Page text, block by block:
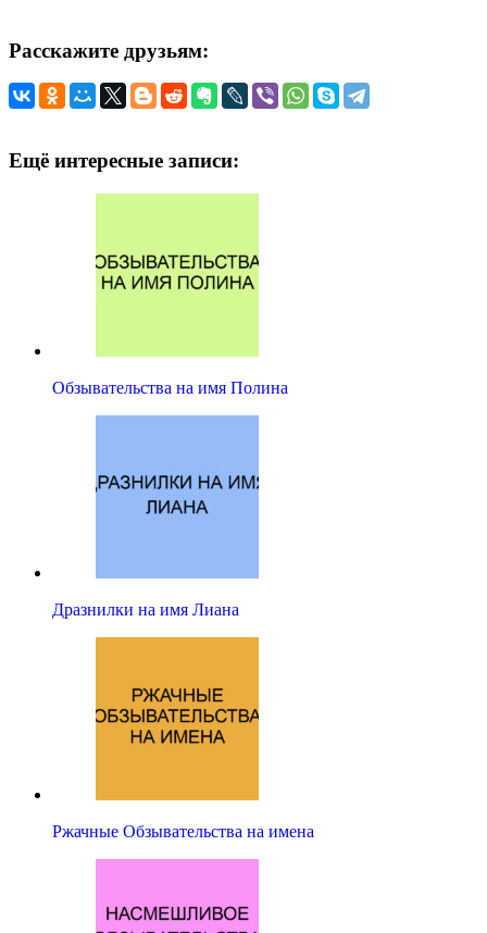
Расскажите друзьям:
Ещё интересные записи:
Обзывательства на имя Полина
Дразнилки на имя Лиана
Ржачные Обзывательства на имена